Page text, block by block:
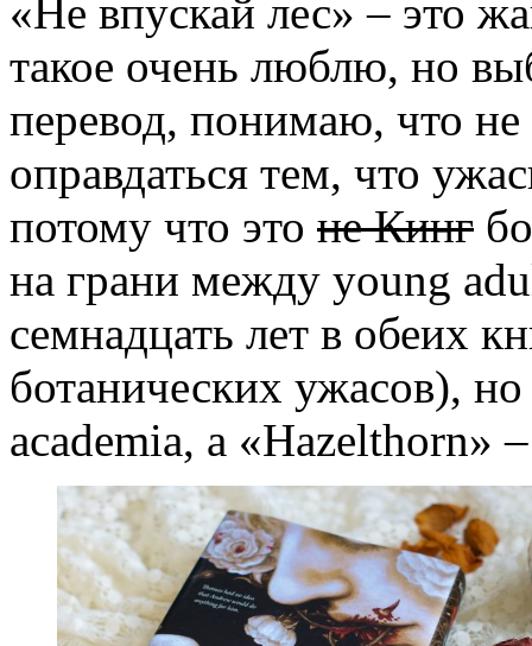
«Не впускай лес» – это
такое очень люблю, но
перевод, понимаю, что не
оправдаться тем, что
потому что это не Кинг
на грани между young
семнадцать лет в обеих
ботанических ужасов),
academia, а «Hazelthorn»